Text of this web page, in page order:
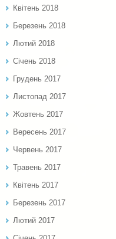
Квітень 2018
Березень 2018
Лютий 2018
Січень 2018
Грудень 2017
Листопад 2017
Жовтень 2017
Вересень 2017
Червень 2017
Травень 2017
Квітень 2017
Березень 2017
Лютий 2017